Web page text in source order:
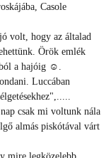
Casole
volt, hogy az általad
Örök emlék
a hajóig ☺.
Luccában
csak mi voltunk nála
almás piskótával várt